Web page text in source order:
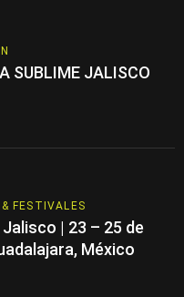
SUBLIME JALISCO
FESTIVALES
| 23 – 25 de
México